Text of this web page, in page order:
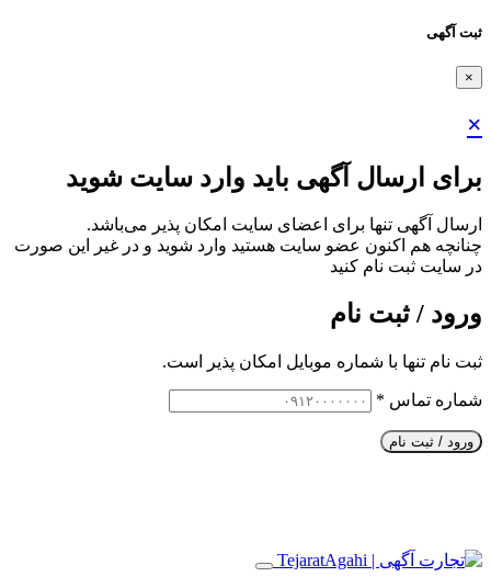
ثبت آگهی
×
×
برای ارسال آگهی باید وارد سایت شوید
ارسال آگهی تنها برای اعضای سایت امکان پذیر می‌باشد.
چنانچه هم‌ اکنون عضو سایت هستید وارد شوید و در غیر این صورت
در سایت ثبت نام کنید
ورود / ثبت نام
ثبت نام تنها با شماره موبایل امکان پذیر است.
شماره تماس *
ورود / ثبت نام